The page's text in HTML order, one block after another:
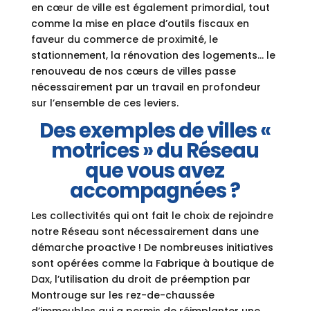
en cœur de ville est également primordial, tout
comme la mise en place d’outils fiscaux en
faveur du commerce de proximité, le
stationnement, la rénovation des logements… le
renouveau de nos cœurs de villes passe
nécessairement par un travail en profondeur
sur l’ensemble de ces leviers.
Des exemples de villes «
motrices » du Réseau
que vous avez
accompagnées ?
Les collectivités qui ont fait le choix de rejoindre
notre Réseau sont nécessairement dans une
démarche proactive ! De nombreuses initiatives
sont opérées comme la Fabrique à boutique de
Dax, l’utilisation du droit de préemption par
Montrouge sur les rez-de-chaussée